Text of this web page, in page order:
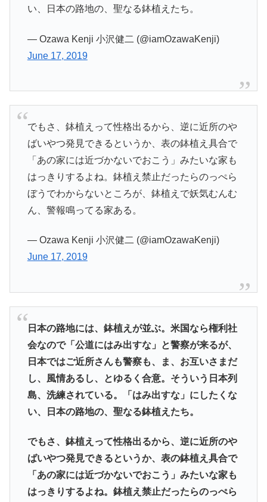
い、日本の路地の、聖なる鉢植えたち。
— Ozawa Kenji 小沢健二 (@iamOzawaKenji)
June 17, 2019
でもさ、鉢植えって性格出るから、逆に近所のや
ばいやつ発見できるというか、表の鉢植え具合で
「あの家には近づかないでおこう」みたいな家も
はっきりするよね。鉢植え禁止だったらのっぺら
ぼうでわからないところが、鉢植えで妖気むんむ
ん、警報鳴ってる家ある。
— Ozawa Kenji 小沢健二 (@iamOzawaKenji)
June 17, 2019
日本の路地には、鉢植えが並ぶ。米国なら権利社
会なので「公道にはみ出すな」と警察が来るが、
日本ではご近所さんも警察も、ま、お互いさまだ
し、風情あるし、とゆるく合意。そういう日本列
島、洗練されている。「はみ出すな」にしたくな
い、日本の路地の、聖なる鉢植えたち。
でもさ、鉢植えって性格出るから、逆に近所のや
ばいやつ発見できるというか、表の鉢植え具合で
「あの家には近づかないでおこう」みたいな家も
はっきりするよね。鉢植え禁止だったらのっぺら